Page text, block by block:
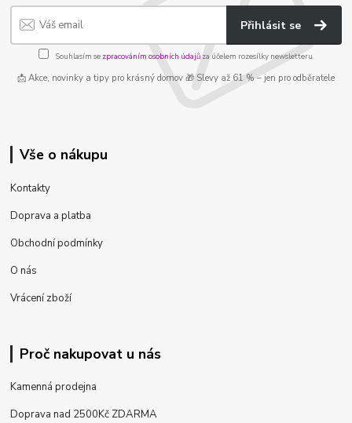
Přihlásit se
Souhlasím se zpracováním osobních údajůza účelem rozesílky newsletteru.
📩 Akce, novinky a tipy pro krásný domov 🎁 Slevy až 61 % – jen pro odběratele
Vše o nákupu
Kontakty
Doprava a platba
Obchodní podmínky
O nás
Vrácení zboží
Proč nakupovat u nás
Kamenná prodejna
Doprava nad 2500Kč ZDARMA